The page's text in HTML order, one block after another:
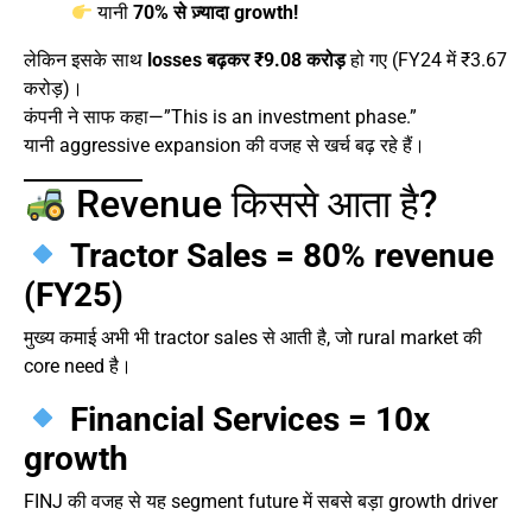
यानी70% से ज़्यादा growth!
लेकिन इसके साथ losses बढ़कर ₹9.08 करोड़हो गए (FY24 में ₹3.67
करोड़)।
कंपनी ने साफ कहा—”This is an investment phase.”
यानी aggressive expansion की वजह से खर्च बढ़ रहे हैं।
Revenue किससे आता है?
Tractor Sales = 80% revenue
(FY25)
मुख्य कमाई अभी भी tractor sales से आती है, जो rural market की
core need है।
Financial Services = 10x
growth
FINJ की वजह से यह segment future में सबसे बड़ा growth driver